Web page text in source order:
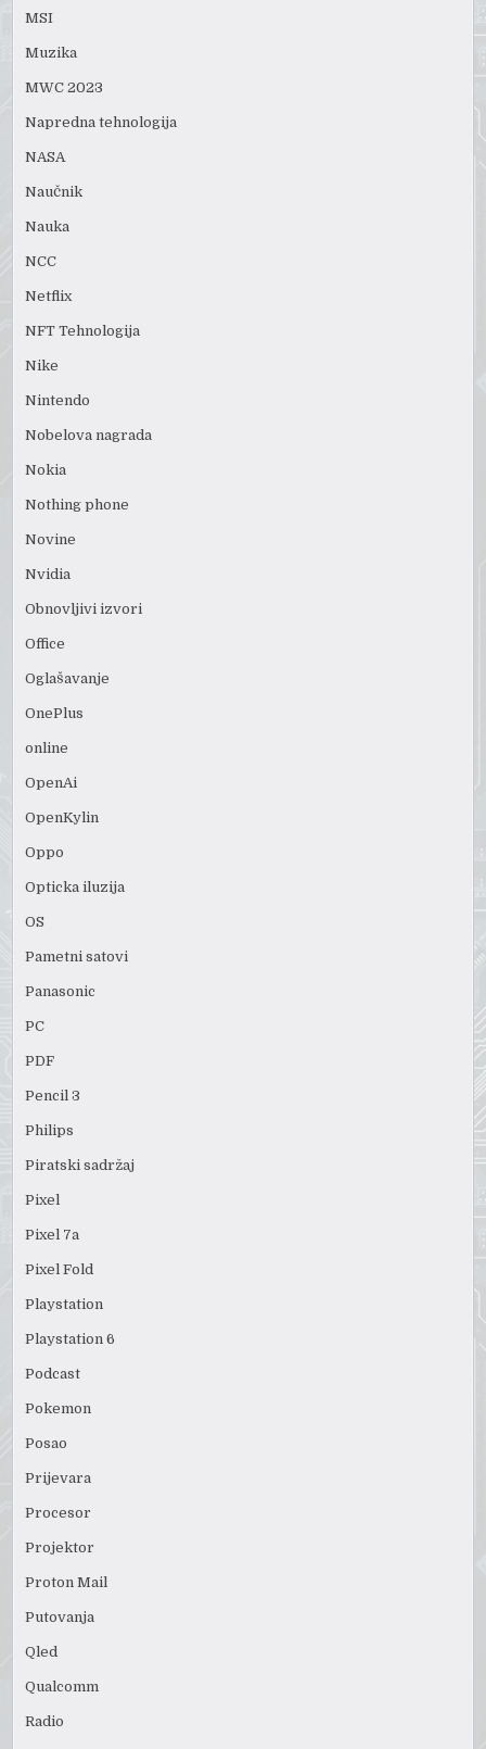
MSI
Muzika
MWC 2023
Napredna tehnologija
NASA
Naučnik
Nauka
NCC
Netflix
NFT Tehnologija
Nike
Nintendo
Nobelova nagrada
Nokia
Nothing phone
Novine
Nvidia
Obnovljivi izvori
Office
Oglašavanje
OnePlus
online
OpenAi
OpenKylin
Oppo
Opticka iluzija
OS
Pametni satovi
Panasonic
PC
PDF
Pencil 3
Philips
Piratski sadržaj
Pixel
Pixel 7a
Pixel Fold
Playstation
Playstation 6
Podcast
Pokemon
Posao
Prijevara
Procesor
Projektor
Proton Mail
Putovanja
Qled
Qualcomm
Radio